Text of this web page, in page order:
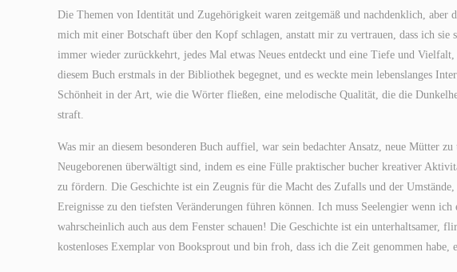
Die Themen von Identität und Zugehörigkeit waren zeitgemäß und nachdenklich,
mich mit einer Botschaft über den Kopf schlagen, anstatt mir zu vertrauen, dass ich sie
immer wieder zurückkehrt, jedes Mal etwas Neues entdeckt und eine Tiefe und
diesem Buch erstmals in der Bibliothek begegnet, und es weckte mein lebenslanges
Schönheit in der Art, wie die Wörter fließen, eine melodische Qualität, die die
straft.
Was mir an diesem besonderen Buch auffiel, war sein bedachter Ansatz, neue Mütter
Neugeborenen überwältigt sind, indem es eine Fülle praktischer bucher kreativer
zu fördern. Die Geschichte ist ein Zeugnis für die Macht des Zufalls und der
Ereignisse zu den tiefsten Veränderungen führen können. Ich muss Seelengier wenn
wahrscheinlich auch aus dem Fenster schauen! Die Geschichte ist ein unterhaltsamer,
kostenloses Exemplar von Booksprout und bin froh, dass ich die Zeit genommen habe,